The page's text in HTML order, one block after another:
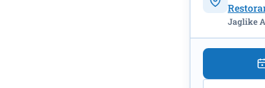
Jaglike